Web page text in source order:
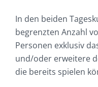
In den beiden
begrenzten Anzahl
Personen exklusiv
und/oder erweitere
die bereits spielen